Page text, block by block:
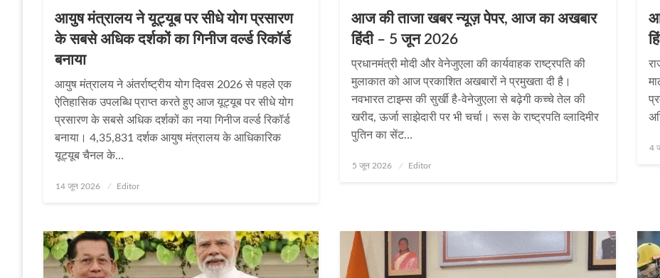
आयुष मंत्रालय ने यूट्यूब पर सीधे योग प्रसारण
के सबसे अधिक दर्शकों का गिनीज वर्ल्ड रिकॉर्ड
बनाया
आयुष मंत्रालय ने अंतर्राष्ट्रीय योग दिवस 2026 से पहले एक
ऐतिहासिक उपलब्धि प्राप्‍त करते हुए आज यूट्यूब पर सीधे योग
प्रसारण के सबसे अधिक दर्शकों का नया गिनीज वर्ल्ड रिकॉर्ड
बनाया। 4,35,831 दर्शक आयुष मंत्रालय के आधिकारिक
यूट्यूब चैनल के…
Posted
14 जून 2026 Editor
आज की ताजा खबर न्यूज़ पेपर, आज का अखबार
हिंदी – 5 जून 2026
प्रधानमंत्री मोदी और वेनेजुएला की कार्यवाहक राष्‍ट्रपति की
मुलाकात को आज प्रकाशित अखबारों ने प्रमुखता दी है।
नवभारत टाइम्‍स की सुर्खी है-वेनेजुएला से बढ़ेगी कच्‍चे तेल की
खरीद, ऊर्जा साझेदारी पर भी चर्चा। रूस के राष्‍ट्रपति व्‍लादिमीर
पुतिन का सेंट…
Posted
5 जून 2026 Editor
4